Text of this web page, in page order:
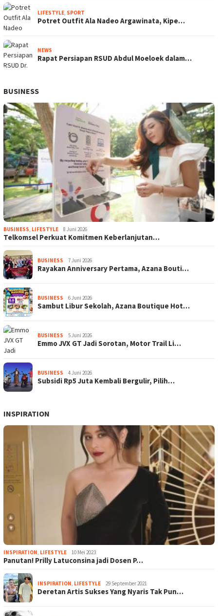
LIFESTYLE SPORT
Potret Outfit Ala Nadeo Argawinata, Kipe…
NEWS
Rapat Persiapan RSUD Abdul Moeloek dalam…
BUSINESS
BUSINESS, LIFESTYLE 8 Juni 2026
Telkomsel Perkuat Komitmen Keberlanjutan…
BUSINESS 7 Juni 2026
Rayakan Anniversary Pertama, Azana Bouti…
BUSINESS 6 Juni 2026
Sambut Libur Sekolah, Azana Boutique Hot…
BUSINESS 5 Juni 2026
Emmo JVX GT Jadi Sorotan, Motor Trail Li…
BUSINESS 4 Juni 2026
Subsidi Rp5 Juta Kembali Bergulir, Pilih…
INSPIRATION
INSPIRATION, LIFESTYLE 10 Mei 2023
Panutan! Prilly Latuconsina jadi Dosen P…
INSPIRATION, LIFESTYLE 29 September 2021
Deretan Artis Sukses Yang Nyaris Tak Pun…